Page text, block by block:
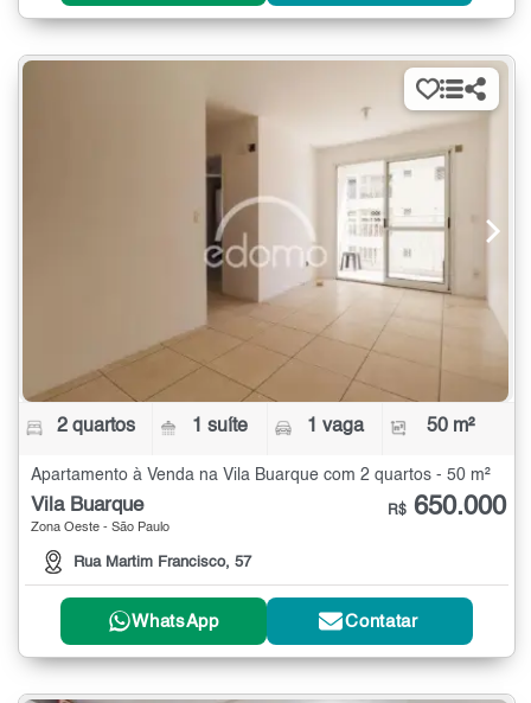
2 quartos 1 suíte 1 vaga 50 m²
Apartamento à Venda na Vila Buarque com 2 quartos - 50 m²
Vila Buarque
Zona Oeste - São Paulo
Rua Martim Francisco, 57
R$ 650.000
WhatsApp Contatar